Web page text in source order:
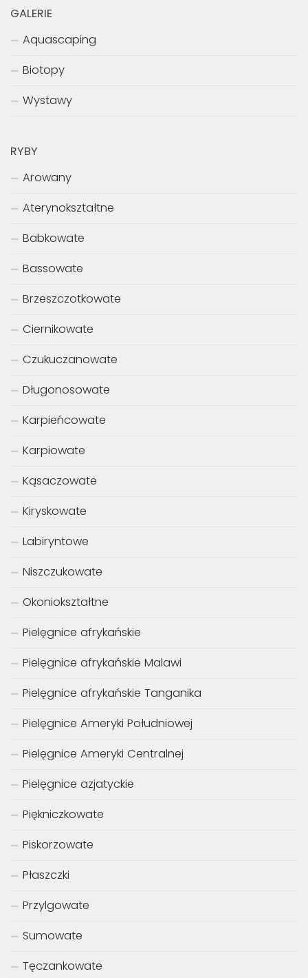
GALERIE
Aquascaping
Biotopy
Wystawy
RYBY
Arowany
Aterynokształtne
Babkowate
Bassowate
Brzeszczotkowate
Ciernikowate
Czukuczanowate
Długonosowate
Karpieńcowate
Karpiowate
Kąsaczowate
Kiryskowate
Labiryntowe
Niszczukowate
Okoniokształtne
Pielęgnice afrykańskie
Pielęgnice afrykańskie Malawi
Pielęgnice afrykańskie Tanganika
Pielęgnice Ameryki Południowej
Pielęgnice Ameryki Centralnej
Pielęgnice azjatyckie
Piękniczkowate
Piskorzowate
Płaszczki
Przylgowate
Sumowate
Tęczankowate